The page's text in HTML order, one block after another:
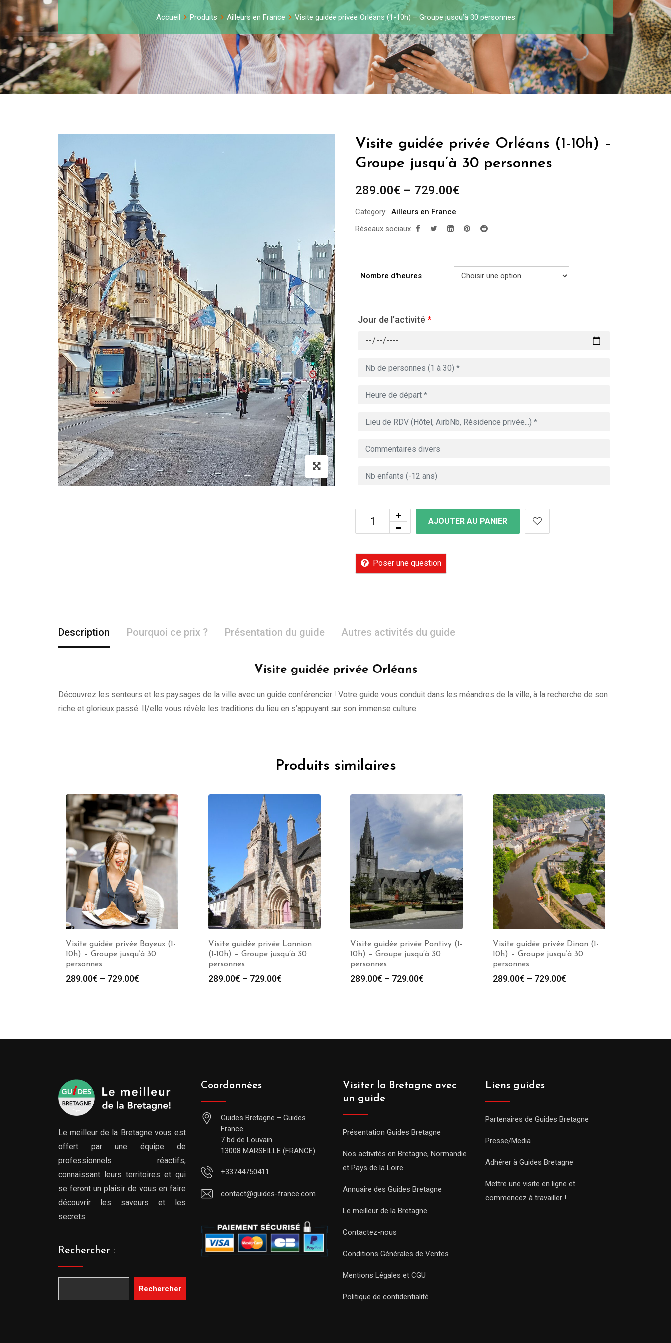
Accueil Produits Ailleurs en France Visite guidée privée Orléans (1-10h) – Groupe jusqu’à 30 personnes
Visite guidée privée Orléans (1-10h) –
Groupe jusqu’à 30 personnes
289.00€ – 729.00€
Category: Ailleurs en France
Réseaux sociaux
Nombre d'heures
Jour de l’activité *
AJOUTER AU PANIER
Poser une question
Description Pourquoi ce prix ? Présentation du guide Autres activités du guide
Visite guidée privée Orléans
Découvrez les senteurs et les paysages de la ville avec un guide conférencier ! Votre guide vous conduit dans les méandres de la ville, à la recherche de son
riche et glorieux passé. Il/elle vous révèle les traditions du lieu en s’appuyant sur son immense culture.
Produits similaires
Visite guidée privée Bayeux (1-
10h) – Groupe jusqu’à 30
personnes
289.00€ – 729.00€
Visite guidée privée Lannion
(1-10h) – Groupe jusqu’à 30
personnes
289.00€ – 729.00€
Visite guidée privée Pontivy (1-
10h) – Groupe jusqu’à 30
personnes
289.00€ – 729.00€
Visite guidée privée Dinan (1-
10h) – Groupe jusqu’à 30
personnes
289.00€ – 729.00€
Le meilleur de la Bretagne vous est
offert par une équipe de
professionnels réactifs,
connaissant leurs territoires et qui
se feront un plaisir de vous en faire
découvrir les saveurs et les
secrets.
Rechercher :
Rechercher
Coordonnées
Guides Bretagne – Guides
France
7 bd de Louvain
13008 MARSEILLE (FRANCE)
+33744750411
contact@guides-france.com
Visiter la Bretagne avec
un guide
Présentation Guides Bretagne
Nos activités en Bretagne, Normandie
et Pays de la Loire
Annuaire des Guides Bretagne
Le meilleur de la Bretagne
Contactez-nous
Conditions Générales de Ventes
Mentions Légales et CGU
Politique de confidentialité
Liens guides
Partenaires de Guides Bretagne
Presse/Media
Adhérer à Guides Bretagne
Mettre une visite en ligne et
commencez à travailler !